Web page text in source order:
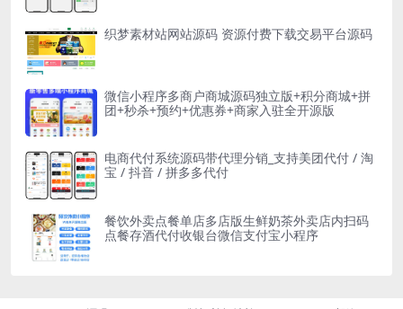
织梦素材站网站源码 资源付费下载交易平台源码
微信小程序多商户商城源码独立版+积分商城+拼
团+秒杀+预约+优惠券+商家入驻全开源版
电商代付系统源码带代理分销_支持美团代付 / 淘
宝 / 抖音 / 拼多多代付
餐饮外卖点餐单店多店版生鲜奶茶外卖店内扫码
点餐存酒代付收银台微信支付宝小程序